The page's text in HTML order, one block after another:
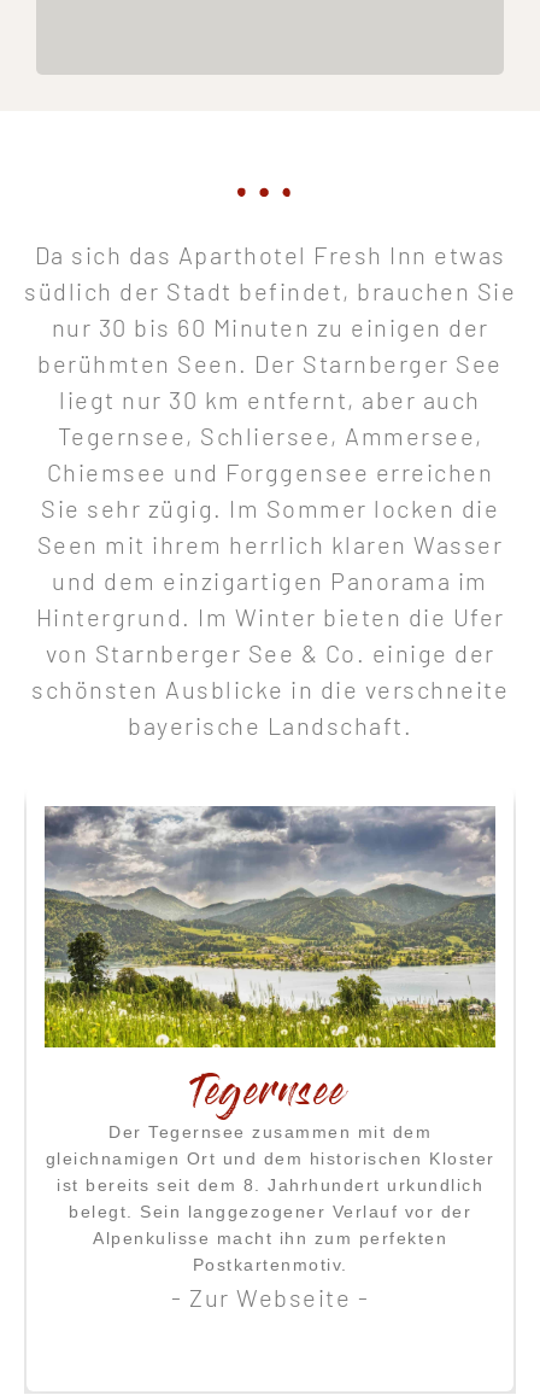
Da sich das Aparthotel Fresh Inn etwas
südlich der Stadt befindet, brauchen Sie
nur 30 bis 60 Minuten zu einigen der
berühmten Seen. Der Starnberger See
liegt nur 30 km entfernt, aber auch
Tegernsee, Schliersee, Ammersee,
Chiemsee und Forggensee erreichen
Sie sehr zügig. Im Sommer locken die
Seen mit ihrem herrlich klaren Wasser
und dem einzigartigen Panorama im
Hintergrund. Im Winter bieten die Ufer
von Starnberger See & Co. einige der
schönsten Ausblicke in die verschneite
bayerische Landschaft.
Schliersee
Wie sein Nachbar, der Tegernsee, liegt auch
der Schliersee etwa 50km südöstlich von
München. Auf einer Höhe von 777 m ü. NN und
unweit einiger Skigebiete gelegen, bietet der
Schliersee das passende Abenteuer für jeden
Besucher.
- Zur Webseite -